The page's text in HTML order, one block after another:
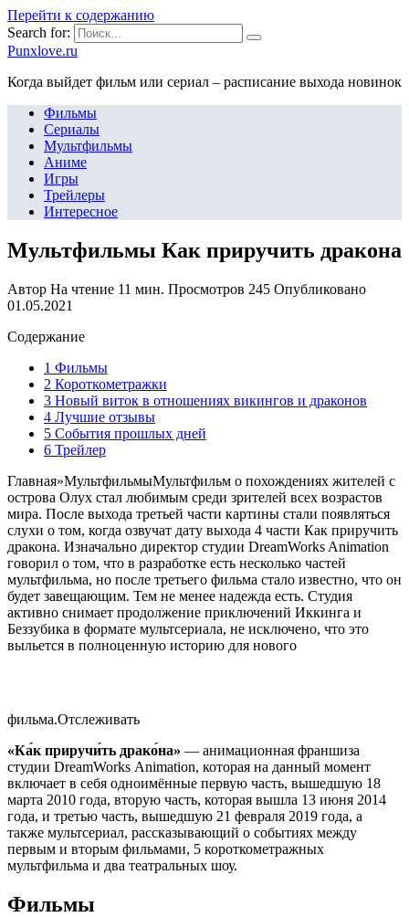
Перейти к содержанию
Search for:
Punxlove.ru
Когда выйдет фильм или сериал – расписание выхода новинок
Фильмы
Сериалы
Мультфильмы
Аниме
Игры
Трейлеры
Интересное
Мультфильмы Как приручить дракона
Автор На чтение 11 мин. Просмотров 245 Опубликовано
01.05.2021
Содержание
1 Фильмы
2 Короткометражки
3 Новый виток в отношениях викингов и драконов
4 Лучшие отзывы
5 События прошлых дней
6 Трейлер
Главная»МультфильмыМультфильм о похождениях жителей с
острова Олух стал любимым среди зрителей всех возрастов
мира. После выхода третьей части картины стали появляться
слухи о том, когда озвучат дату выхода 4 части Как приручить
дракона. Изначально директор студии DreamWorks Animation
говорил о том, что в разработке есть несколько частей
мультфильма, но после третьего фильма стало известно, что он
будет завещающим. Тем не менее надежда есть. Студия
активно снимает продолжение приключений Иккинга и
Беззубика в формате мультсериала, не исключено, что это
выльется в полноценную историю для нового
фильма.Отслеживать
«Ка́к приручи́ть драко́на» — анимационная франшиза
студии DreamWorks Animation, которая на данный момент
включает в себя одноимённые первую часть, вышедшую 18
марта 2010 года, вторую часть, которая вышла 13 июня 2014
года, и третью часть, вышедшую 21 февраля 2019 года, а
также мультсериал, рассказывающий о событиях между
первым и вторым фильмами, 5 короткометражных
мультфильма и два театральных шоу.
Фильмы